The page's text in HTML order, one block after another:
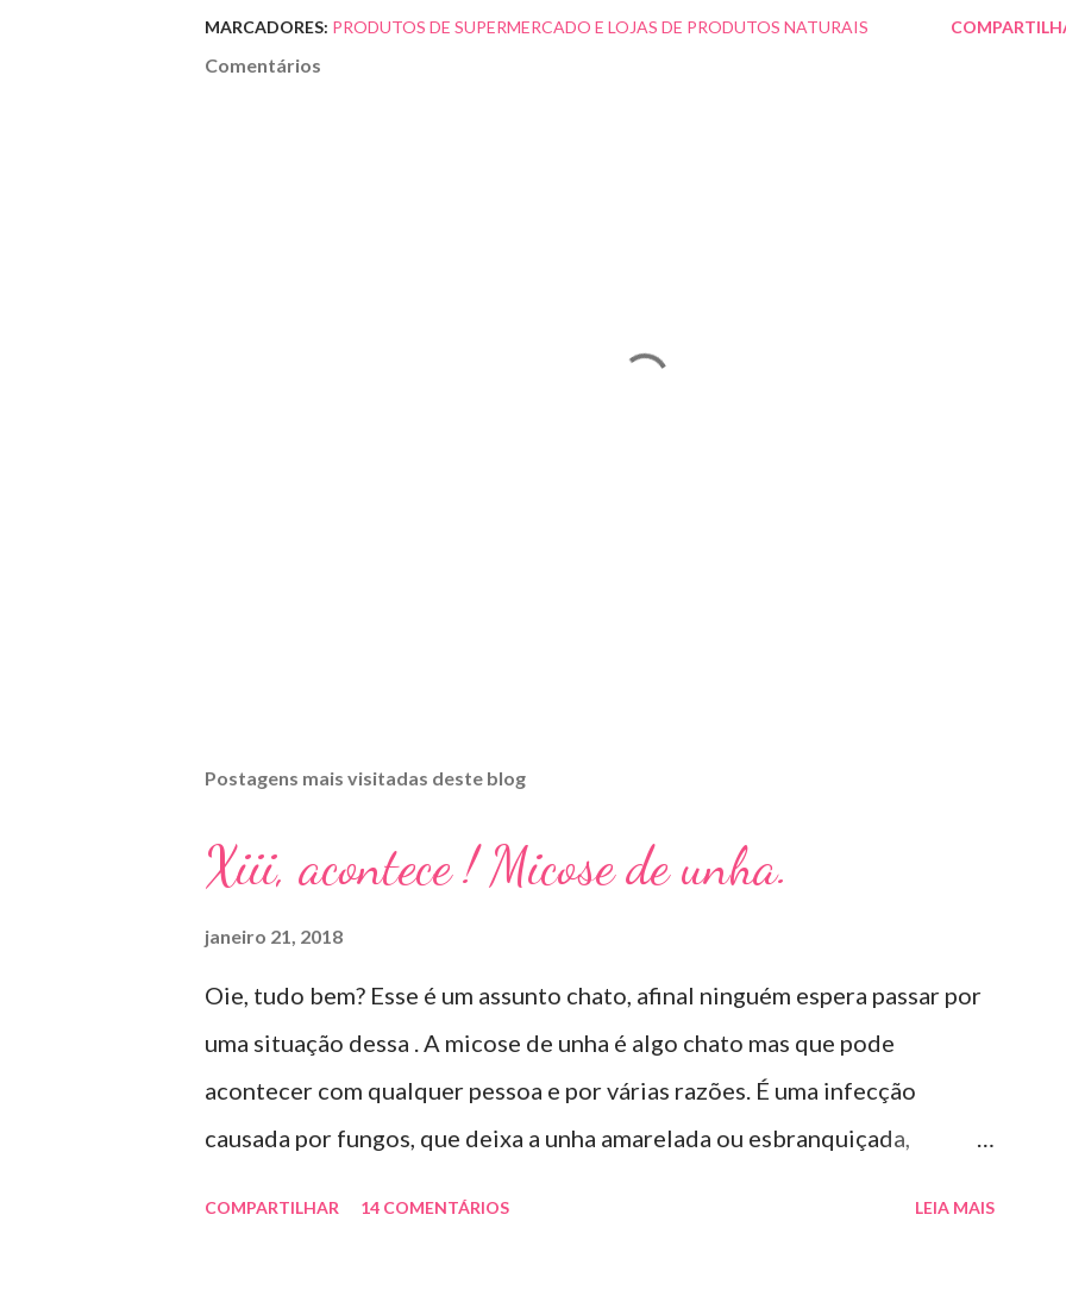
MARCADORES: PRODUTOS DE SUPERMERCADO E LOJAS DE PRODUTOS NATURAIS
Comentários
Postagens mais visitadas deste blog
Xiii, acontece ! Micose de unha.
janeiro 21, 2018
Oie, tudo bem? Esse é um assunto chato, afinal ninguém espera passar por
uma situação dessa . A micose de unha é algo chato mas que pode
acontecer com qualquer pessoa e por várias razões. É uma infecção
causada por fungos, que deixa a unha amarelada ou esbranquiçada,
COMPARTILHAR 14 COMENTÁRIOS LEIA MAIS